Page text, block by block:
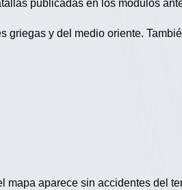
publicadas en los módulos
y del medio oriente.
aparece sin accidentes del